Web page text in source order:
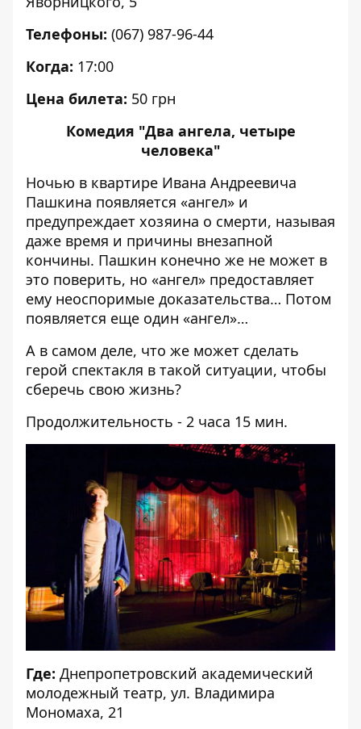
Телефоны: (067) 987-96-44
Когда: 17:00
Цена билета: 50 грн
Комедия "Два ангела, четыре
человека"
Ночью в квартире Ивана Андреевича
Пашкина появляется «ангел» и
предупреждает хозяина о смерти, называя
даже время и причины внезапной
кончины. Пашкин конечно же не может в
это поверить, но «ангел» предоставляет
ему неоспоримые доказательства… Потом
появляется еще один «ангел»…
А в самом деле, что же может сделать
герой спектакля в такой ситуации, чтобы
сберечь свою жизнь?
Продолжительность - 2 часа 15 мин.
Где: Днепропетровский академический
молодежный театр, ул. Владимира
Мономаха, 21